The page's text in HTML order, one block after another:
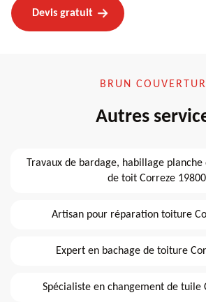
Devis gratuit
BRUN
Autres
Travaux de bardage, habillage planche
de toit Correze 19800
Artisan pour réparation toiture
Expert en bachage de toiture
Spécialiste en changement de tuile